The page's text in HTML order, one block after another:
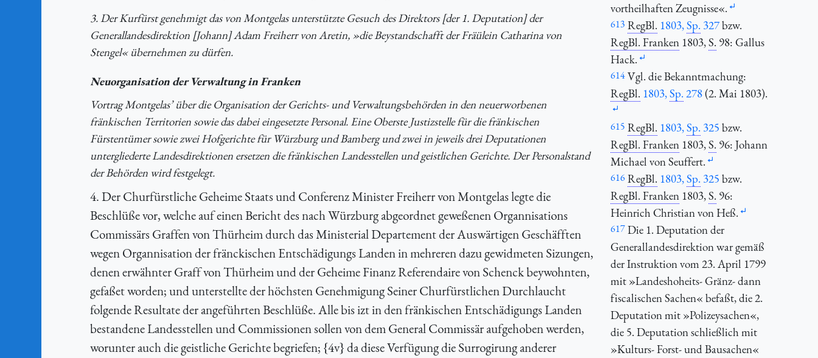
3. Der Kurfürst genehmigt das von Montgelas unterstützte Gesuch des Direktors [der 1. Deputation] der
Generallandesdirektion [Johann] Adam Freiherr von Aretin, »die Beystandschafft der Fräülein Catharina von
Stengel« übernehmen zu dürfen.
Neuorganisation der Verwaltung in Franken
Vortrag Montgelas’ über die Organisation der Gerichts- und Verwaltungsbehörden in den neuerworbenen
fränkischen Territorien sowie das dabei eingesetzte Personal. Eine Oberste Justizstelle für die fränkischen
Fürstentümer sowie zwei Hofgerichte für Würzburg und Bamberg und zwei in jeweils drei Deputationen
untergliederte Landesdirektionen ersetzen die fränkischen Landesstellen und geistlichen Gerichte. Der Personalstand
der Behörden wird festgelegt.
4. Der Churfürstliche Geheime Staats und Conferenz Minister Freiherr von Montgelas legte die
Beschlüße vor, welche auf einen Bericht des nach Würzburg abgeordnet geweßenen Organnisations
Commissärs Graffen von Thürheim durch das Ministerial Departement der Auswärtigen Geschäfften
wegen Organnisation der fränckischen Entschädigungs Landen in mehreren dazu gewidmeten Sizungen,
denen erwähnter Graff von Thürheim und der Geheime Finanz Referendaire von Schenck beywohnten,
gefaßet worden; und unterstellte der höchsten Genehmigung Seiner Churfürstlichen Durchlaucht
folgende Resultate der angeführten Beschlüße. Alle bis izt in den fränkischen Entschädigungs Landen
bestandene Landesstellen und Commissionen sollen von dem General Commissär aufgehoben werden,
worunter auch die geistliche Gerichte begriefen; {4v} da diese Verfügung die Surrogirung anderer
vortheilhaften Zeugnisse«.
613 RegBl. 1803,Sp. 327bzw.
RegBl. Franken 1803,S. 98: Gallus
Hack.
614Vgl. die Bekanntmachung:
RegBl. 1803,Sp.278(2. Mai 1803).
615 RegBl. 1803,Sp. 325 bzw.
RegBl. Franken 1803,S. 96: Johann
Michael von Seuffert.
616RegBl. 1803,Sp. 325 bzw.
RegBl. Franken 1803,S. 96:
Heinrich Christian von Heß.
617Die 1. Deputation der
Generallandesdirektion war gemäß
der Instruktion vom 23. April 1799
mit »Landeshoheits- Gränz- dann
fiscalischen Sachen« befaßt, die 2.
Deputation mit »Polizeysachen«,
die 5. Deputation schließlich mit
»Kulturs- Forst- und Bausachen«